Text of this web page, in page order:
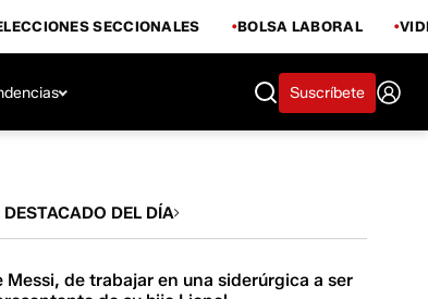
SECCIONALES BOLSA LABORAL
Suscríbete
DEL DÍA
Messi, de trabajar en una siderúrgica a ser